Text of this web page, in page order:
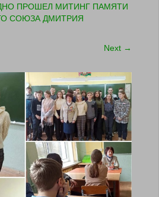
ПРОШЕЛ МИТИНГ ПАМЯТИ
СОЮЗА ДМИТРИЯ
Next →